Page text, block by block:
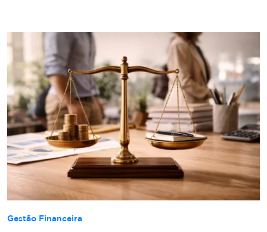
Gestão Financeira